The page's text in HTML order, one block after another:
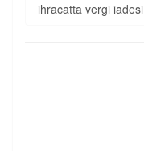
ihracatta vergi iadesi